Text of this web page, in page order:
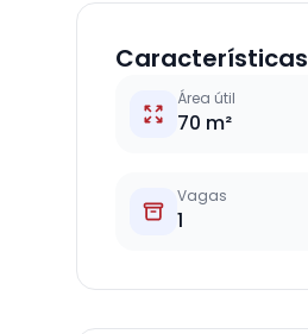
Características
Área útil
70 m²
Vagas
1